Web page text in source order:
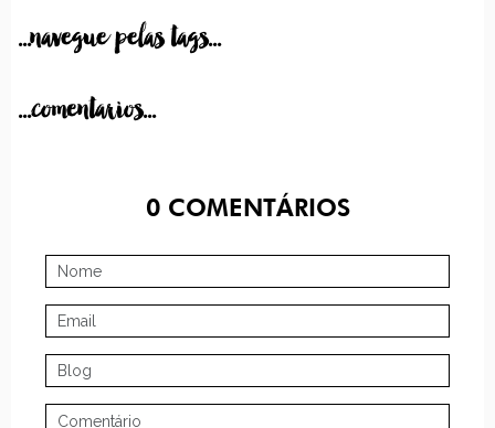
...navegue pelas tags...
...comentarios...
0COMENTÁRIOS